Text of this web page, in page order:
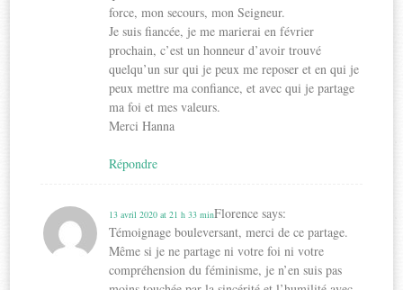
force, mon secours, mon Seigneur.
Je suis fiancée, je me marierai en février
prochain, c’est un honneur d’avoir trouvé
quelqu’un sur qui je peux me reposer et en qui je
peux mettre ma confiance, et avec qui je partage
ma foi et mes valeurs.
Merci Hanna
Répondre
Florence says:
13 avril 2020 at 21 h 33 min
Témoignage bouleversant, merci de ce partage.
Même si je ne partage ni votre foi ni votre
compréhension du féminisme, je n’en suis pas